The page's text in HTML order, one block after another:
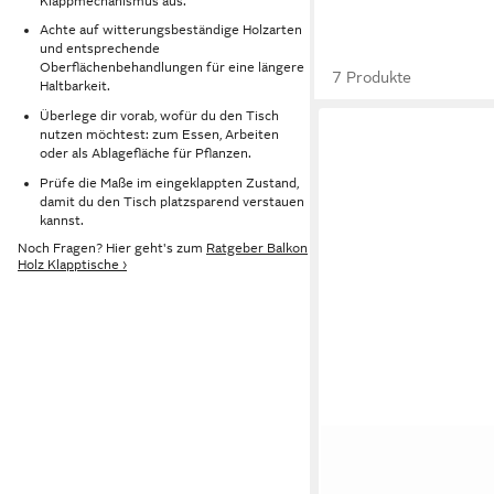
Achte auf witterungsbeständige Holzarten
und entsprechende
Oberflächenbehandlungen für eine längere
Haltbarkeit.
Überlege dir vorab, wofür du den Tisch
nutzen möchtest: zum Essen, Arbeiten
oder als Ablagefläche für Pflanzen.
Prüfe die Maße im eingeklappten Zustand,
damit du den Tisch platzsparend verstauen
kannst.
Noch Fragen? Hier geht's zum Ratgeber Balkon
Holz Klapptische ›
7 Produkte